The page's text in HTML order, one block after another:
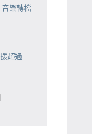
音樂轉檔
超過